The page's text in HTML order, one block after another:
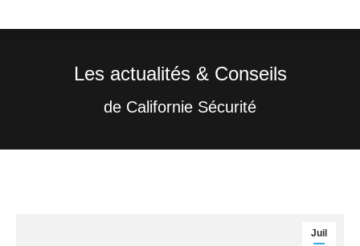
Les actualités & Conseils
de Californie Sécurité
Juil